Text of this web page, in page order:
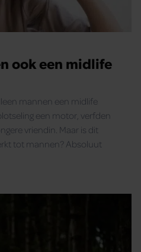
ook een midlife
mannen een midlife
een motor, verfden
vriendin. Maar is dit
tot mannen? Absoluut